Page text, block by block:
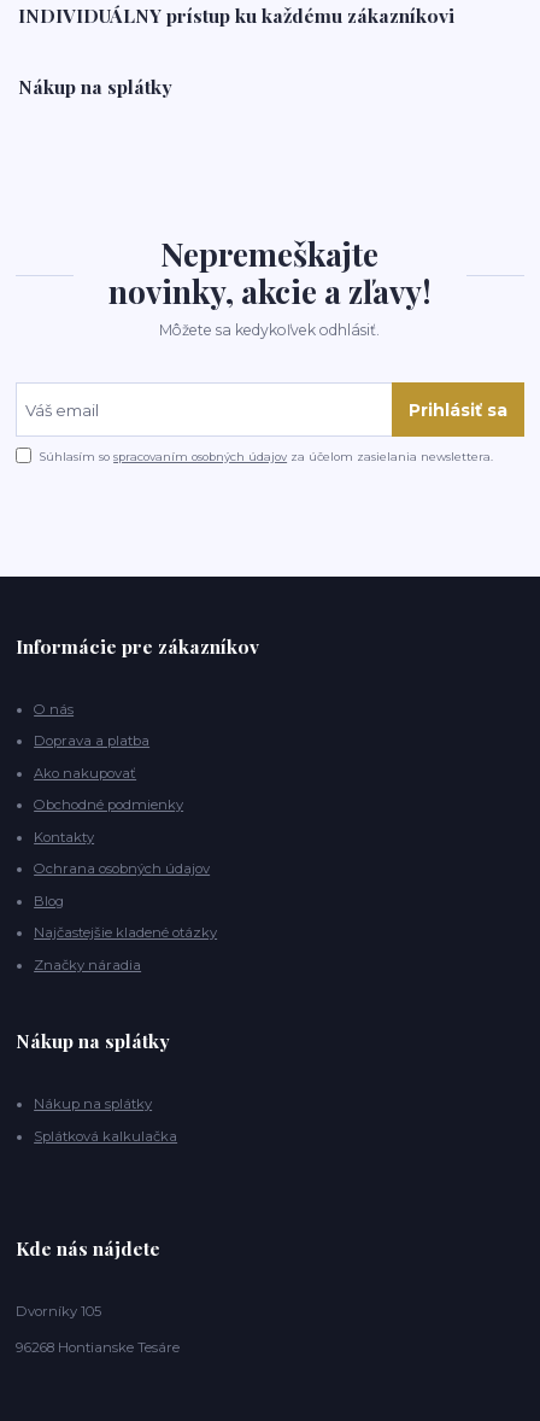
INDIVIDUÁLNY prístup ku každému zákazníkovi
Nákup na splátky
Nepremeškajte
novinky, akcie a zľavy!
Môžete sa kedykoľvek odhlásiť.
Prihlásiť sa
Súhlasím sospracovaním osobných údajov za účelom zasielania newslettera.
Informácie pre zákazníkov
O nás
Doprava a platba
Ako nakupovať
Obchodné podmienky
Kontakty
Ochrana osobných údajov
Blog
Najčastejšie kladené otázky
Značky náradia
Nákup na splátky
Nákup na splátky
Splátková kalkulačka
Kde nás nájdete
Dvorníky 105
96268 Hontianske Tesáre